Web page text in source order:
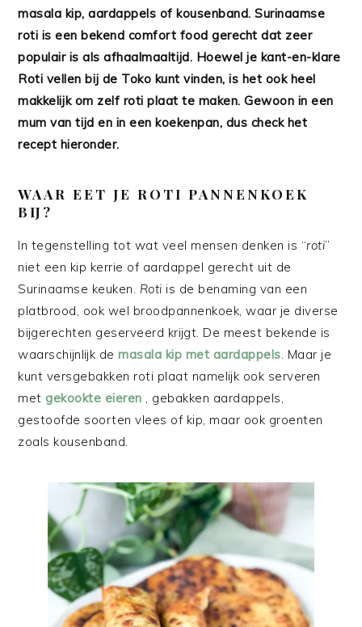
masala kip, aardappels of kousenband. Surinaamse
roti is een bekend comfort food gerecht dat zeer
populair is als afhaalmaaltijd. Hoewel je kant-en-klare
Roti vellen bij de Toko kunt vinden, is het ook heel
makkelijk om zelf roti plaat te maken. Gewoon in een
mum van tijd en in een koekenpan, dus check het
recept hieronder.
WAAR EET JE ROTI PANNENKOEK
BIJ?
In tegenstelling tot wat veel mensen denken is “roti”
niet een kip kerrie of aardappel gerecht uit de
Surinaamse keuken. Roti is de benaming van een
platbrood, ook wel broodpannenkoek, waar je diverse
bijgerechten geserveerd krijgt. De meest bekende is
waarschijnlijk de masala kip met aardappels. Maar je
kunt versgebakken roti plaat namelijk ook serveren
metgekookte eieren , gebakken aardappels,
gestoofde soorten vlees of kip, maar ook groenten
zoals kousenband.